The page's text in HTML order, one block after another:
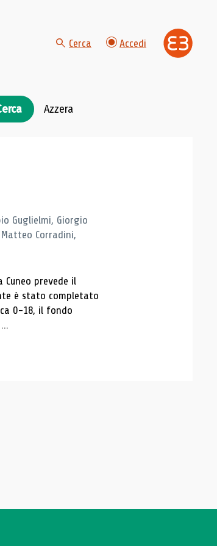
Cerca Accedi
Azzera
Guglielmi, Giorgio
Corradini,
prevede il
è stato completato
0-18, il fondo